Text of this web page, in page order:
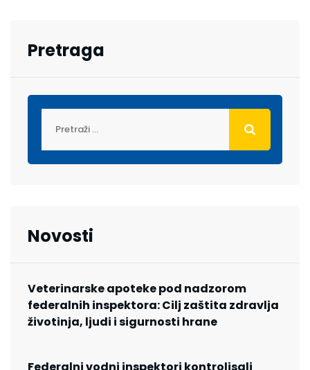
Pretraga
Novosti
Veterinarske apoteke pod nadzorom
federalnih inspektora: Cilj zaštita zdravlja
životinja, ljudi i sigurnosti hrane